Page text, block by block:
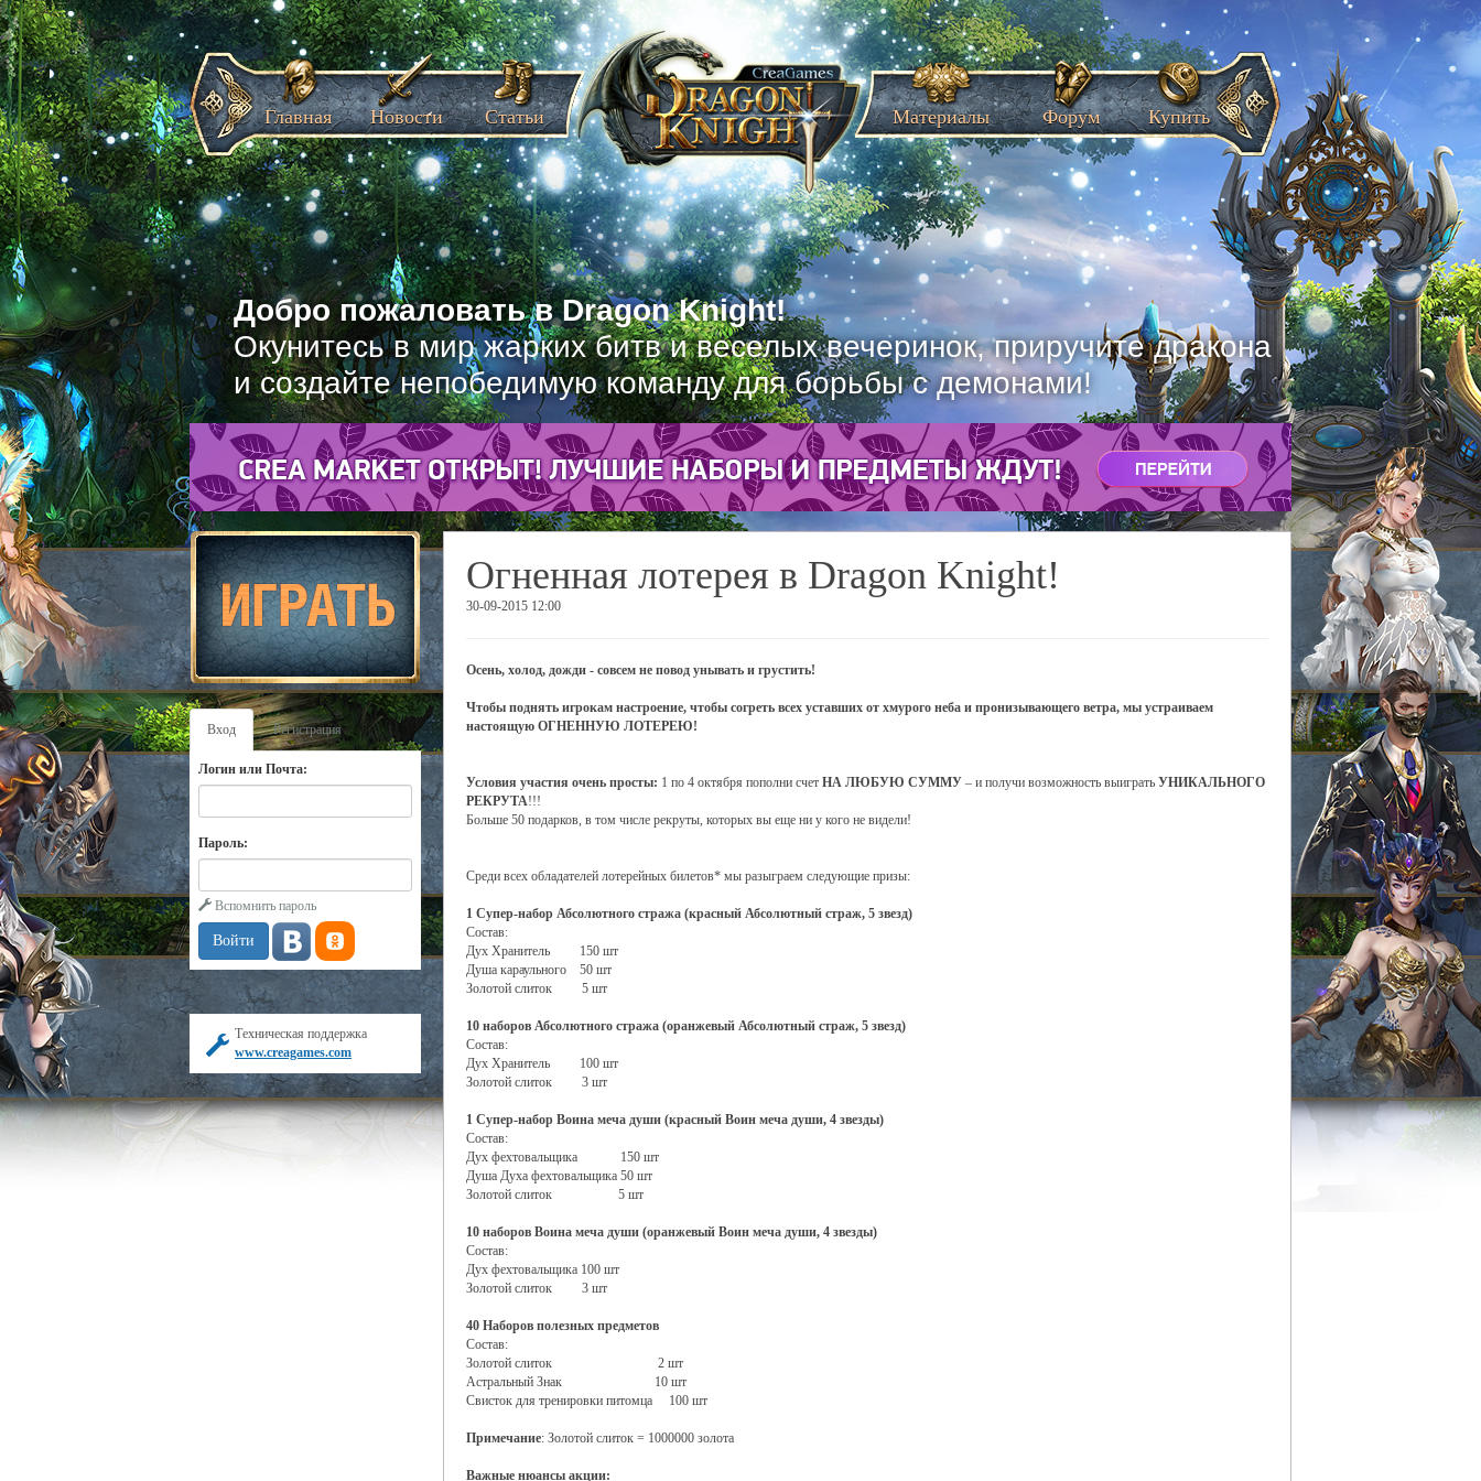
Добро пожаловать в Dragon Knight!
Окунитесь в мир жарких битв и веселых вечеринок, приручите дракона
и создайте непобедимую команду для борьбы с демонами!
Главная Новости Статьи Материалы Форум Купить
Вход Регистрация
Логин или Почта:
Пароль:
Вспомнить пароль
Техническая поддержка
www.creagames.com
Огненная лотерея в Dragon Knight!
30-09-2015 12:00
Осень, холод, дожди - совсем не повод унывать и грустить!
Чтобы поднять игрокам настроение, чтобы согреть всех уставших от хмурого неба и пронизывающего ветра, мы устраиваем
настоящую ОГНЕННУЮ ЛОТЕРЕЮ!
Условия участия очень просты: 1 по 4 октября пополни счет НА ЛЮБУЮ СУММУ – и получи возможность выиграть УНИКАЛЬНОГО
РЕКРУТА!!!
Больше 50 подарков, в том числе рекруты, которых вы еще ни у кого не видели!
Среди всех обладателей лотерейных билетов* мы разыграем следующие призы:
1 Супер-набор Абсолютного стража (красный Абсолютный страж, 5 звезд)
Состав:
Дух Хранитель 150 шт
Душа караульного 50 шт
Золотой слиток 5 шт
10 наборов Абсолютного стража (оранжевый Абсолютный страж, 5 звезд)
Состав:
Дух Хранитель 100 шт
Золотой слиток 3 шт
1 Супер-набор Воина меча души (красный Воин меча души, 4 звезды)
Состав:
Дух фехтовальщика 150 шт
Душа Духа фехтовальщика 50 шт
Золотой слиток 5 шт
10 наборов Воина меча души (оранжевый Воин меча души, 4 звезды)
Состав:
Дух фехтовальщика 100 шт
Золотой слиток 3 шт
40 Наборов полезных предметов
Состав:
Золотой слиток 2 шт
Астральный Знак 10 шт
Свисток для тренировки питомца 100 шт
Примечание: Золотой слиток = 1000000 золота
Важные нюансы акции: